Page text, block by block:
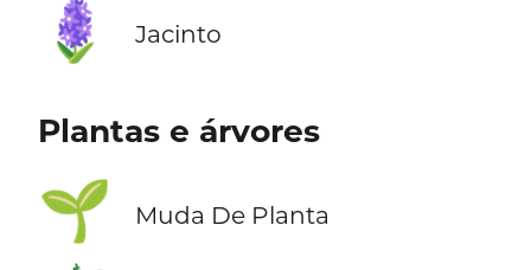
🪻 Jacinto
Plantas e árvores
🌱 Muda De Planta